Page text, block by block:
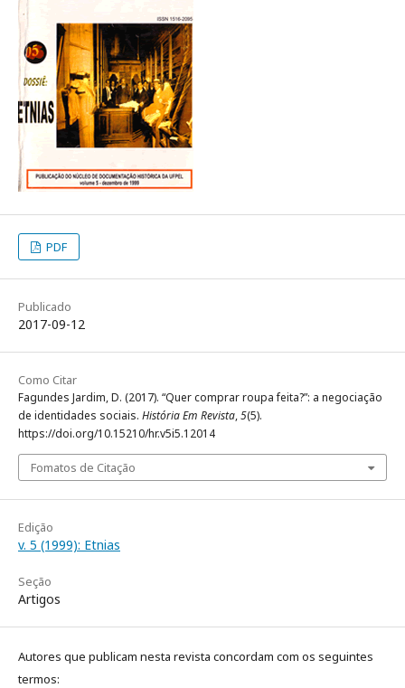
PDF
Publicado
2017-09-12
Como Citar
Fagundes Jardim, D. (2017). “Quer comprar roupa feita?”: a negociação
de identidades sociais. História Em Revista,5(5).
https://doi.org/10.15210/hr.v5i5.12014
Fomatos de Citação
Edição
v. 5 (1999): Etnias
Seção
Artigos
Autores que publicam nesta revista concordam com os seguintes
termos: